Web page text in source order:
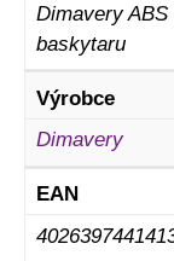
Dimavery
baskytaru
Výrobce
Dimavery
EAN